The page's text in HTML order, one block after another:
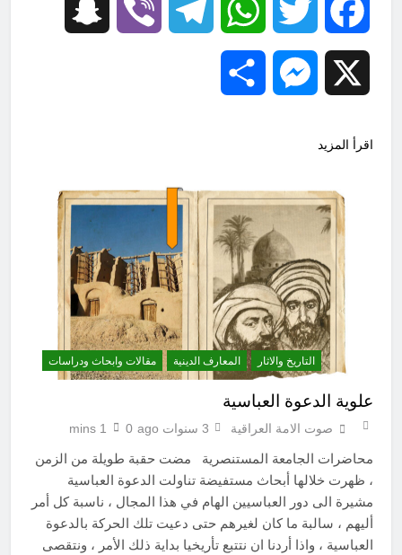
Facebook
Twitter
WhatsApp
Telegram
Viber
Messenger
اقرأ المزيد
التاريخ والاثار المعارف الدينية مقالات وابحاث ودراسات
علوية الدعوة العباسية
صوت الامة العراقية 3 سنوات ago 0
1 mins
محاضرات الجامعة المستنصرية مضت حقبة طويلة من الزمن
، ظهرت خلالها أبحاث مستفيضة تناولت الدعوة العباسية
مشيرة الى دور العباسيين الهام في هذا المجال ، ناسبة كل أمر
أليهم ، سالبة ما كان لغيرهم حتى دعيت تلك الحركة بالدعوة
العباسية ، واذا أردنا ان نتتبع تأريخيا بداية ذلك الأمر ، ونتقصى